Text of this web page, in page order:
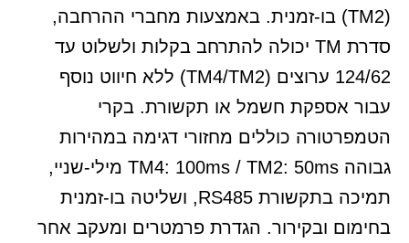
(TM2) בו-זמנית. באמצעות מחברי ההרחבה,
סדרת TM יכולה להתרחב בקלות ולשלוט עד
124/62 ערוצים (TM4/TM2) ללא חיווט נוסף
עבור אספקת חשמל או תקשורת. בקרי
הטמפרטורה כוללים מחזורי דגימה במהירות
גבוהה TM4: 100ms / TM2: 50ms מילי-שניי,
תמיכה בתקשורת RS485, ושליטה בו-זמנית
בחימום ובקירור. הגדרת פרמטרים ומעקב אחר